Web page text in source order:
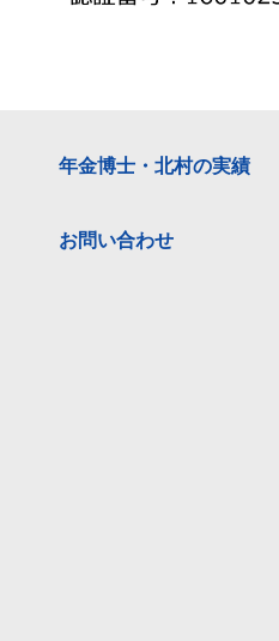
年金博士・北村の実績
お問い合わせ